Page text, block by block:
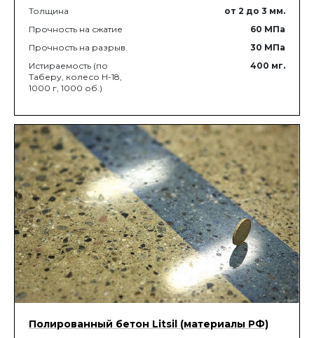
Толщина от 2 до 3 мм.
Прочность на сжатие
60 МПа
Прочность на разрыв
30 МПа
Истираемость (по
Таберу, колесо Н-18,
1000 г, 1000 об.)
400 мг.
Полированный бетон Litsil (материалы РФ)